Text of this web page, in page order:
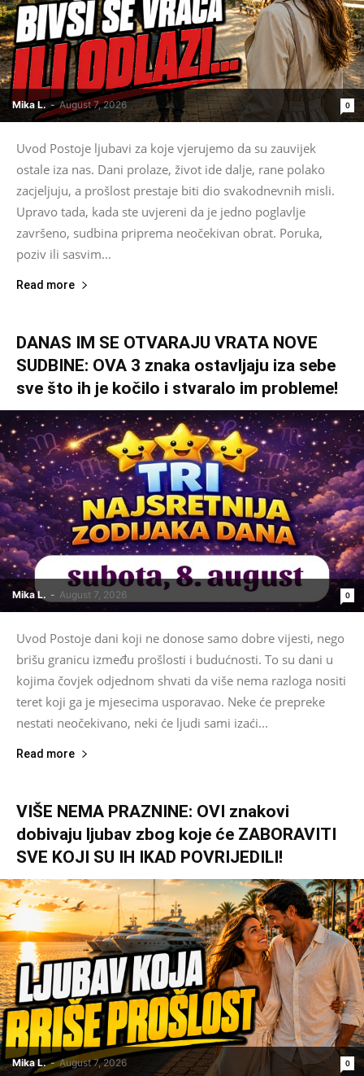
Mika L. - August 7, 2026 0
Uvod Postoje ljubavi za koje vjerujemo da su zauvijek
ostale iza nas. Dani prolaze, život ide dalje, rane polako
zacjeljuju, a prošlost prestaje biti dio svakodnevnih misli.
Upravo tada, kada ste uvjereni da je jedno poglavlje
završeno, sudbina priprema neočekivan obrat. Poruka,
poziv ili sasvim...
Read more
DANAS IM SE OTVARAJU VRATA NOVE
SUDBINE: OVA 3 znaka ostavljaju iza sebe
sve što ih je kočilo i stvaralo im probleme!
Mika L. - August 7, 2026 0
Uvod Postoje dani koji ne donose samo dobre vijesti, nego
brišu granicu između prošlosti i budućnosti. To su dani u
kojima čovjek odjednom shvati da više nema razloga nositi
teret koji ga je mjesecima usporavao. Neke će prepreke
nestati neočekivano, neki će ljudi sami izaći...
Read more
VIŠE NEMA PRAZNINE: OVI znakovi
dobivaju ljubav zbog koje će ZABORAVITI
SVE KOJI SU IH IKAD POVRIJEDILI!
Mika L. - August 7, 2026 0